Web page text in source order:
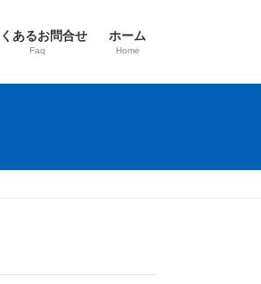
あるお問合せ
Faq
ホーム
Home